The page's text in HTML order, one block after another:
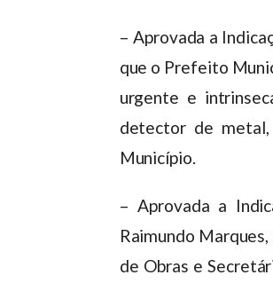
– Aprovada a
que o Prefeito
urgente e
detector de
Município.
– Aprovada a
Raimundo
de Obras e